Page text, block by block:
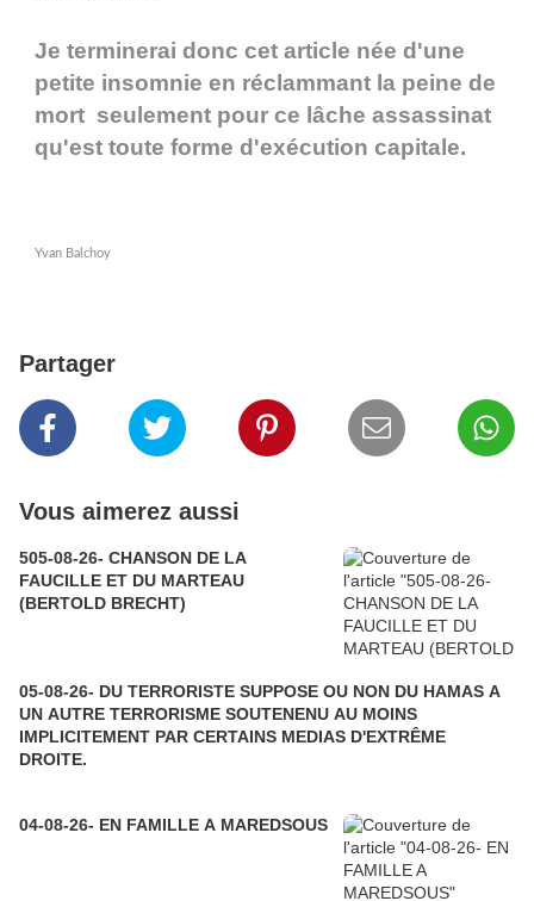
Je terminerai donc cet article née d'une
petite insomnie en réclammant la peine de
mort seulement pour ce lâche assassinat
qu'est toute forme d'exécution capitale.
Yvan Balchoy
Partager
Vous aimerez aussi
505-08-26- CHANSON DE LA
FAUCILLE ET DU MARTEAU
(BERTOLD BRECHT)
05-08-26- DU TERRORISTE SUPPOSE OU NON DU HAMAS A
UN AUTRE TERRORISME SOUTENENU AU MOINS
IMPLICITEMENT PAR CERTAINS MEDIAS D'EXTRÊME
DROITE.
04-08-26- EN FAMILLE A MAREDSOUS